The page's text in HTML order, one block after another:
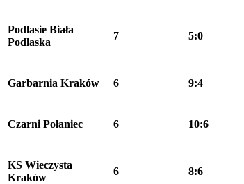
Podlasie Biała
Podlaska
7 5:0
Garbarnia Kraków 6 9:4
Czarni Połaniec 6 10:6
KS Wieczysta
Kraków
6 8:6